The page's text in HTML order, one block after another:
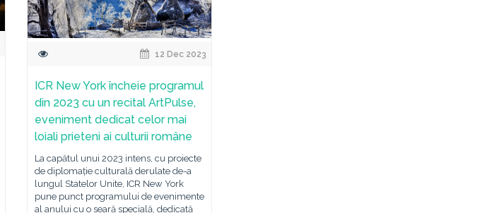
12 Dec 2023
ICR New York încheie programul
din 2023 cu un recital ArtPulse,
eveniment dedicat celor mai
loiali prieteni ai culturii române
La capătul unui 2023 intens, cu proiecte
de diplomație culturală derulate de-a
lungul Statelor Unite, ICR New York
pune punct programului de evenimente
al anului cu o seară specială, dedicată